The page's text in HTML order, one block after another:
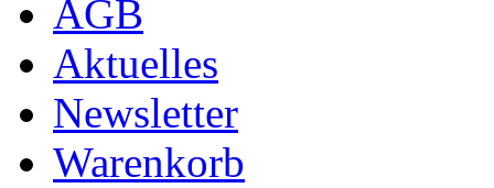
AGB
Aktuelles
Newsletter
Warenkorb